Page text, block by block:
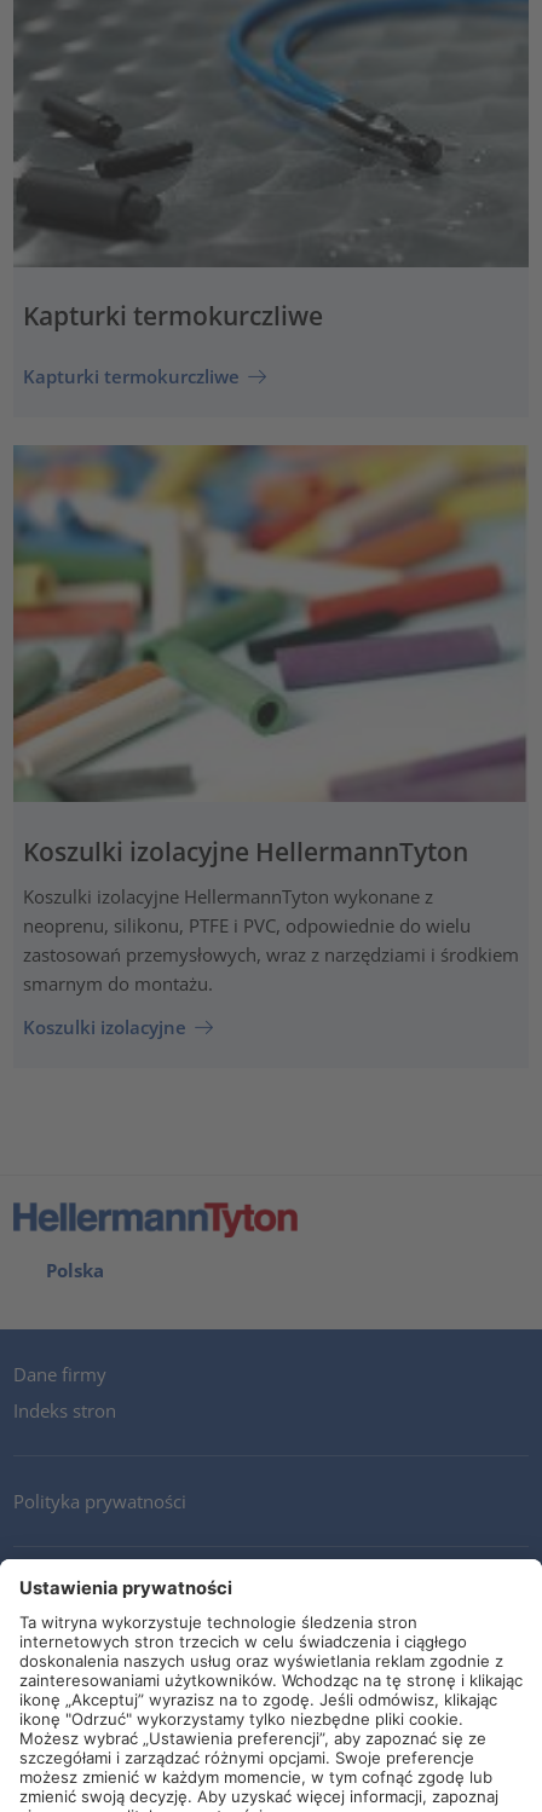
Kapturki termokurczliwe
Kapturki termokurczliwe
Koszulki izolacyjne HellermannTyton
Koszulki izolacyjne HellermannTyton wykonane z
neoprenu, silikonu, PTFE i PVC, odpowiednie do wielu
zastosowań przemysłowych, wraz z narzędziami i środkiem
smarnym do montażu.
Koszulki izolacyjne
Polska
Dane firmy
Indeks stron
Polityka prywatności
Kontakt
Newsletter
Ogólne warunki i dostawy